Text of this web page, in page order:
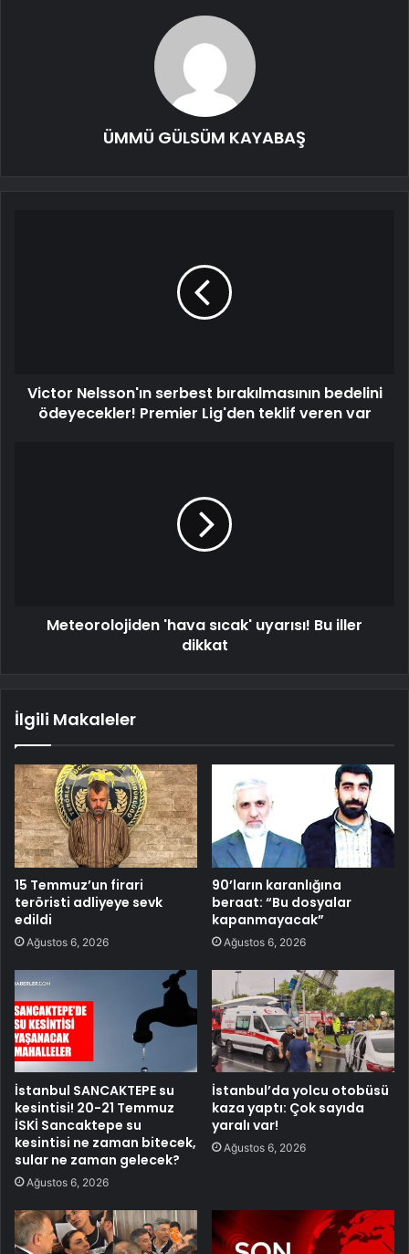
ÜMMÜ GÜLSÜM KAYABAŞ
Victor Nelsson'ın serbest bırakılmasının bedelini
ödeyecekler! Premier Lig'den teklif veren var
Meteorolojiden 'hava sıcak' uyarısı! Bu iller
dikkat
İlgili Makaleler
15 Temmuz’un firari
teröristi adliyeye sevk
edildi
Ağustos 6, 2026
90’ların karanlığına
beraat: “Bu dosyalar
kapanmayacak”
Ağustos 6, 2026
İstanbul SANCAKTEPE su
kesintisi! 20-21 Temmuz
İSKİ Sancaktepe su
kesintisi ne zaman bitecek,
sular ne zaman gelecek?
Ağustos 6, 2026
İstanbul’da yolcu otobüsü
kaza yaptı: Çok sayıda
yaralı var!
Ağustos 6, 2026